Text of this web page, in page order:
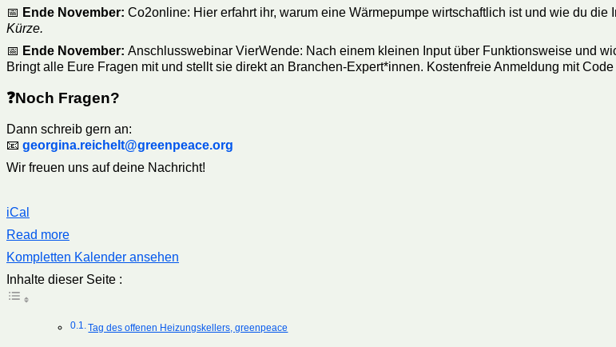
📅 Ende November: Co2online: Hier erfahrt ihr, warum eine Wärmepumpe wirtschaftlich ist und wie du die
Kürze.
📅 Ende November: Anschlusswebinar VierWende: Nach einem kleinen Input über Funktionsweise und
Bringt alle Eure Fragen mit und stellt sie direkt an Branchen-Expert*innen. Kostenfreie Anmeldung mit
❓Noch Fragen?
Dann schreib gern an:
📧 georgina.reichelt@greenpeace.org
Wir freuen uns auf deine Nachricht!
iCal
Read more
Kompletten Kalender ansehen
Inhalte dieser Seite :
Tag des offenen Heizungskellers, greenpeace